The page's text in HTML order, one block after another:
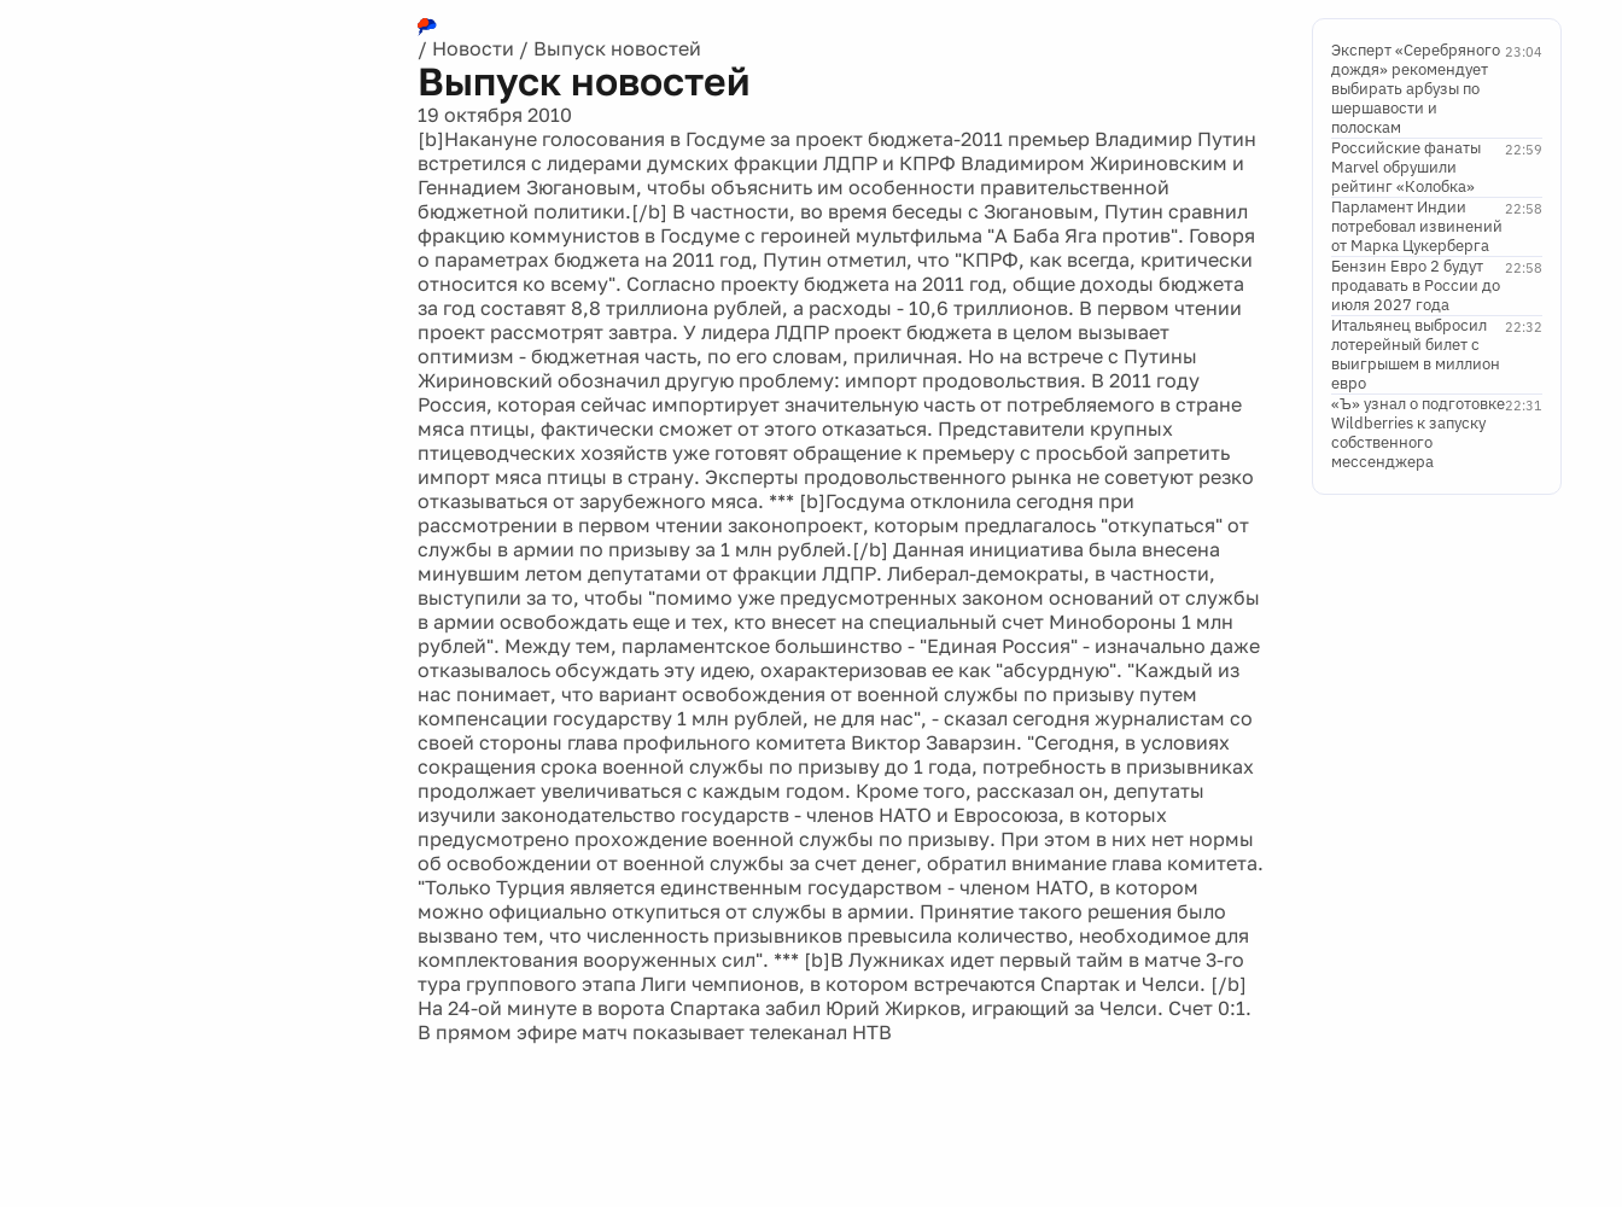
/ Новости / Выпуск новостей
Выпуск новостей
19 октября 2010
[b]Накануне голосования в Госдуме за проект бюджета-2011 премьер Владимир Путин
встретился с лидерами думских фракции ЛДПР и КПРФ Владимиром Жириновским и
Геннадием Зюгановым, чтобы объяснить им особенности правительственной
бюджетной политики.[/b] В частности, во время беседы с Зюгановым, Путин сравнил
фракцию коммунистов в Госдуме с героиней мультфильма "А Баба Яга против". Говоря
о параметрах бюджета на 2011 год, Путин отметил, что "КПРФ, как всегда, критически
относится ко всему". Согласно проекту бюджета на 2011 год, общие доходы бюджета
за год составят 8,8 триллиона рублей, а расходы - 10,6 триллионов. В первом чтении
проект рассмотрят завтра. У лидера ЛДПР проект бюджета в целом вызывает
оптимизм - бюджетная часть, по его словам, приличная. Но на встрече с Путины
Жириновский обозначил другую проблему: импорт продовольствия. В 2011 году
Россия, которая сейчас импортирует значительную часть от потребляемого в стране
мяса птицы, фактически сможет от этого отказаться. Представители крупных
птицеводческих хозяйств уже готовят обращение к премьеру с просьбой запретить
импорт мяса птицы в страну. Эксперты продовольственного рынка не советуют резко
отказываться от зарубежного мяса. *** [b]Госдума отклонила сегодня при
рассмотрении в первом чтении законопроект, которым предлагалось "откупаться" от
службы в армии по призыву за 1 млн рублей.[/b] Данная инициатива была внесена
минувшим летом депутатами от фракции ЛДПР. Либерал-демократы, в частности,
выступили за то, чтобы "помимо уже предусмотренных законом оснований от службы
в армии освобождать еще и тех, кто внесет на специальный счет Минобороны 1 млн
рублей". Между тем, парламентское большинство - "Единая Россия" - изначально даже
отказывалось обсуждать эту идею, охарактеризовав ее как "абсурдную". "Каждый из
нас понимает, что вариант освобождения от военной службы по призыву путем
компенсации государству 1 млн рублей, не для нас", - сказал сегодня журналистам со
своей стороны глава профильного комитета Виктор Заварзин. "Сегодня, в условиях
сокращения срока военной службы по призыву до 1 года, потребность в призывниках
продолжает увеличиваться с каждым годом. Кроме того, рассказал он, депутаты
изучили законодательство государств - членов НАТО и Евросоюза, в которых
предусмотрено прохождение военной службы по призыву. При этом в них нет нормы
об освобождении от военной службы за счет денег, обратил внимание глава комитета.
"Только Турция является единственным государством - членом НАТО, в котором
можно официально откупиться от службы в армии. Принятие такого решения было
вызвано тем, что численность призывников превысила количество, необходимое для
комплектования вооруженных сил". *** [b]В Лужниках идет первый тайм в матче 3-го
тура группового этапа Лиги чемпионов, в котором встречаются Спартак и Челси. [/b]
На 24-ой минуте в ворота Спартака забил Юрий Жирков, играющий за Челси. Счет 0:1.
В прямом эфире матч показывает телеканал НТВ
23:04
Эксперт «Серебряного
дождя» рекомендует
выбирать арбузы по
шершавости и
полоскам
22:59
Российские фанаты
Marvel обрушили
рейтинг «Колобка»
22:58
Парламент Индии
потребовал извинений
от Марка Цукерберга
22:58
Бензин Евро 2 будут
продавать в России до
июля 2027 года
22:32
Итальянец выбросил
лотерейный билет с
выигрышем в миллион
евро
22:31
«Ъ» узнал о подготовке
Wildberries к запуску
собственного
мессенджера